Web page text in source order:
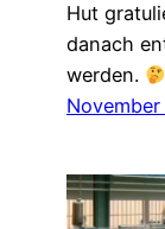
Hut
danach
werden.